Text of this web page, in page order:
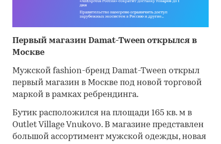
Первый магазин Damat-Tween открылся в
Москве
Мужской fashion-бренд Damat-Tween открыл
первый магазин в Москве под новой торговой
маркой в рамках ребрендинга.
Бутик расположился на площади 165 кв. м в
Outlet Village Vnukovо. В магазине представлен
большой ассортимент мужской одежды, новая